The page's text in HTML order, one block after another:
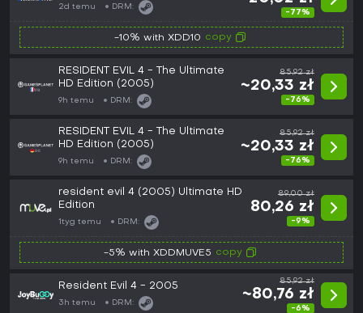
2d temu DRM:
-77%
-10% with XDD10 copy
RESIDENT EVIL 4 - The Ultimate
HD Edition (2005)
9h temu DRM:
85,92 zł
~20,33 zł
-76%
RESIDENT EVIL 4 - The Ultimate
HD Edition (2005)
9h temu DRM:
85,92 zł
~20,33 zł
-76%
resident evil 4 (2005) Ultimate HD
Edition
1tyg temu DRM:
89,00 zł
80,26 zł
-9%
-5% with XDDMUVE5 copy
Resident Evil 4 - 2005
3h temu DRM:
85,92 zł
~80,76 zł
-6%